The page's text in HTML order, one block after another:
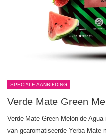
SPECIALE AANBIEDING
Verde Mate Green
Verde Mate Green Melón de
van gearomatiseerde Yerba Mate